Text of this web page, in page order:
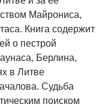
Майрониса,
Книга содержит
о пестрой
Берлина,
в Литве
Судьба
поиском